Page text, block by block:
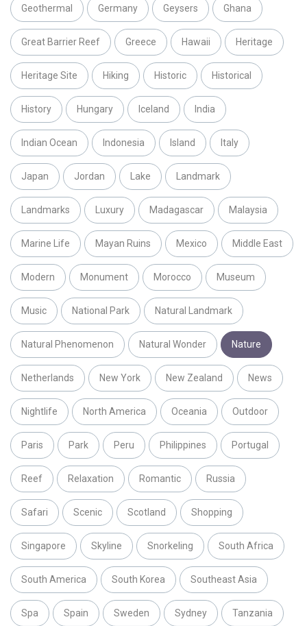
Geothermal Germany Geysers Ghana
Great Barrier Reef Greece Hawaii Heritage
Heritage Site Hiking Historic Historical
History Hungary Iceland India
Indian Ocean Indonesia Island Italy
Japan Jordan Lake Landmark
Landmarks Luxury Madagascar Malaysia
Marine Life Mayan Ruins Mexico Middle East
Modern Monument Morocco Museum
Music National Park Natural Landmark
Natural Phenomenon Natural Wonder Nature
Netherlands New York New Zealand News
Nightlife North America Oceania Outdoor
Paris Park Peru Philippines Portugal
Reef Relaxation Romantic Russia
Safari Scenic Scotland Shopping
Singapore Skyline Snorkeling South Africa
South America South Korea Southeast Asia
Spa Spain Sweden Sydney Tanzania